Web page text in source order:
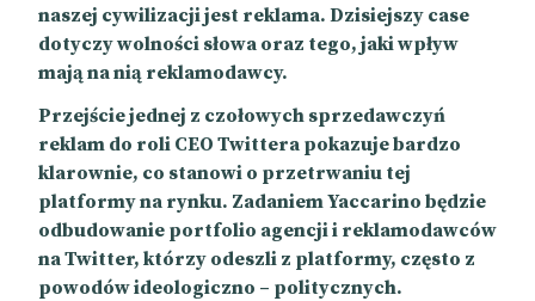
naszej cywilizacji jest reklama. Dzisiejszy case
dotyczy wolności słowa oraz tego, jaki wpływ
mają na nią reklamodawcy.
Przejście jednej z czołowych sprzedawczyń
reklam do roli CEO Twittera pokazuje bardzo
klarownie, co stanowi o przetrwaniu tej
platformy na rynku. Zadaniem Yaccarino będzie
odbudowanie portfolio agencji i reklamodawców
na Twitter, którzy odeszli z platformy, często z
powodów ideologiczno – politycznych.